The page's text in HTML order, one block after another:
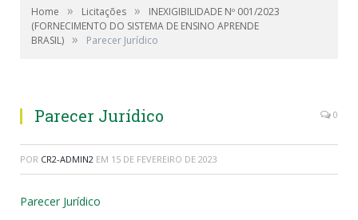
Home » Licitações »
INEXIGIBILIDADE Nº 001/2023
(FORNECIMENTO DO SISTEMA DE ENSINO APRENDE
BRASIL) » Parecer Jurídico
Parecer Jurídico 0
POR CR2-ADMIN2 EM 15 DE FEVEREIRO DE 2023
Parecer Jurídico